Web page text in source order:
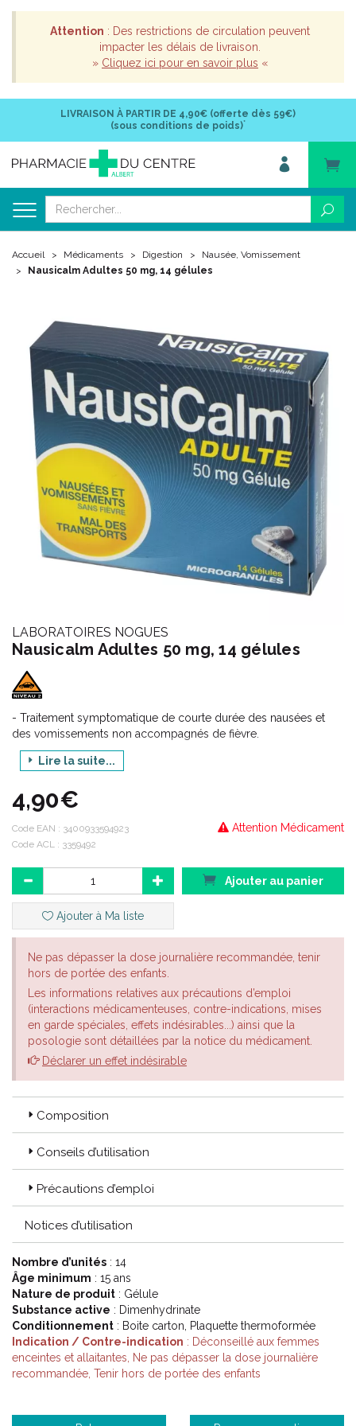
Attention : Des restrictions de circulation peuvent
impacter les délais de livraison.
» Cliquez ici pour en savoir plus «
LIVRAISON À PARTIR DE 4,90€ (offerte dès 59€)
(sous conditions de poids)*
Accueil Médicaments Digestion
Nausée, Vomissement
Nausicalm Adultes 50 mg, 14 gélules
LABORATOIRES NOGUES
Nausicalm Adultes 50 mg, 14 gélules
- Traitement symptomatique de courte durée des nausées et
des vomissements non accompagnés de fièvre.
- Prévention et traitement du mal des transports.
Lire la suite...
4,90€
Attention Médicament
Code EAN : 3400933594923
Code ACL : 3359492
Ajouter au panier
Ajouter à Ma liste
Ne pas dépasser la dose journalière recommandée, tenir
hors de portée des enfants.
Les informations relatives aux précautions d’emploi
(interactions médicamenteuses, contre-indications, mises
en garde spéciales, effets indésirables...) ainsi que la
posologie sont détaillées par la notice du médicament.
Déclarer un effet indésirable
Composition
Conseils d’utilisation
Précautions d’emploi
Notices d’utilisation
Nombre d’unités : 14
Âge minimum : 15 ans
Nature de produit : Gélule
Substance active : Dimenhydrinate
Conditionnement : Boite carton, Plaquette thermoformée
Indication / Contre-indication : Déconseillé aux femmes
enceintes et allaitantes, Ne pas dépasser la dose journalière
recommandée, Tenir hors de portée des enfants